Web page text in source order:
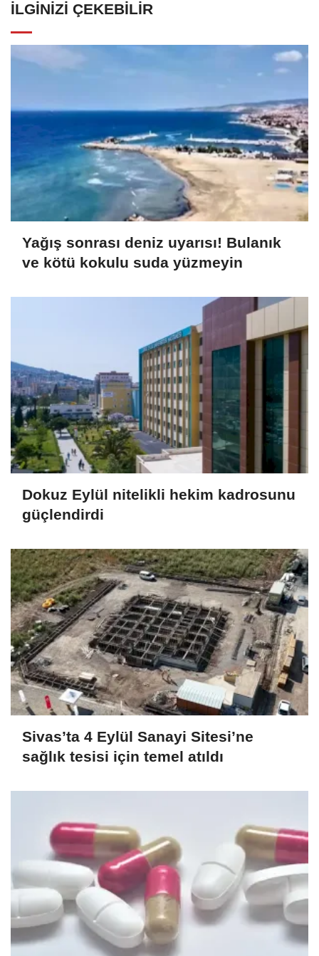
İLGINIZI ÇEKEBILIR
Yağış sonrası deniz uyarısı! Bulanık
ve kötü kokulu suda yüzmeyin
Dokuz Eylül nitelikli hekim kadrosunu
güçlendirdi
Sivas’ta 4 Eylül Sanayi Sitesi’ne
sağlık tesisi için temel atıldı